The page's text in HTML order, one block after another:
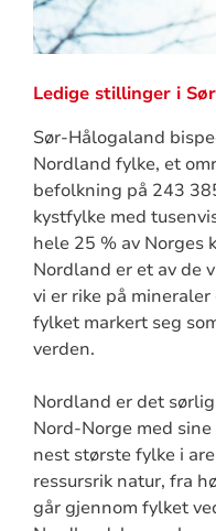
Ledige stillinger i
Sør-Hålogaland
Nordland fylke, et
befolkning på 243
kystfylke med
hele 25 % av Norges
Nordland er et av de
vi er rike på
fylket markert seg
verden.
Nordland er det
Nord-Norge med
nest største fylke i
ressursrik natur, fra
går gjennom fylket